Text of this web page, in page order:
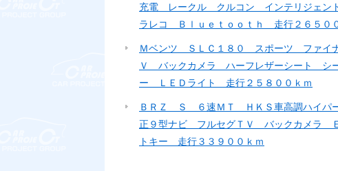
充電 レークル クルコン インテリジェン
ラレコ Ｂｌｕｅｔｏｏｔｈ 走行２６５０
Ｍベンツ ＳＬＣ１８０ スポーツ ファイ
Ｖ バックカメラ ハーフレザーシート シ
ー ＬＥＤライト 走行２５８００ｋｍ
ＢＲＺ Ｓ ６速ＭＴ ＨＫＳ車高調ハイパ
正９型ナビ フルセグＴＶ バックカメラ
トキー 走行３３９００ｋｍ